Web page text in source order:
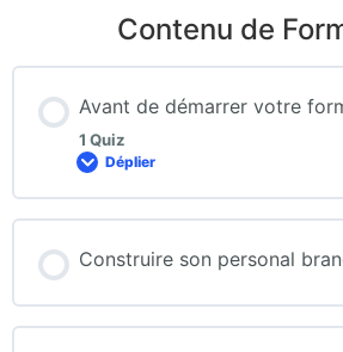
Contenu de
Avant de démarrer votre
1 Quiz
Déplier
Construire son personal